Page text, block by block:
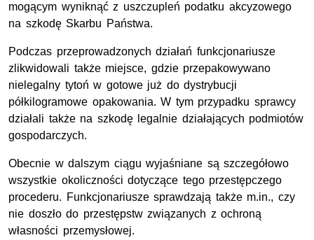
mogącym wyniknąć z uszczupleń podatku akcyzowego
na szkodę Skarbu Państwa.
Podczas przeprowadzonych działań funkcjonariusze
zlikwidowali także miejsce, gdzie przepakowywano
nielegalny tytoń w gotowe już do dystrybucji
półkilogramowe opakowania. W tym przypadku sprawcy
działali także na szkodę legalnie działających podmiotów
gospodarczych.
Obecnie w dalszym ciągu wyjaśniane są szczegółowo
wszystkie okoliczności dotyczące tego przestępczego
procederu. Funkcjonariusze sprawdzają także m.in., czy
nie doszło do przestępstw związanych z ochroną
własności przemysłowej.